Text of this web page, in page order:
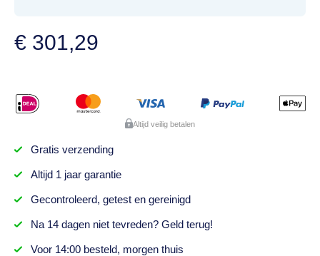
€ 301,29
Altijd veilig betalen
Gratis verzending
Altijd 1 jaargarantie
Gecontroleerd, getesten gereinigd
Na 14 dagenniet tevreden? Geld terug!
Voor 14:00 besteld, morgen thuis